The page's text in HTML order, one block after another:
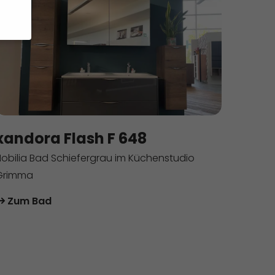
Flash F 648
Bad Schiefergrau im Küchenstudio
Zum Bad